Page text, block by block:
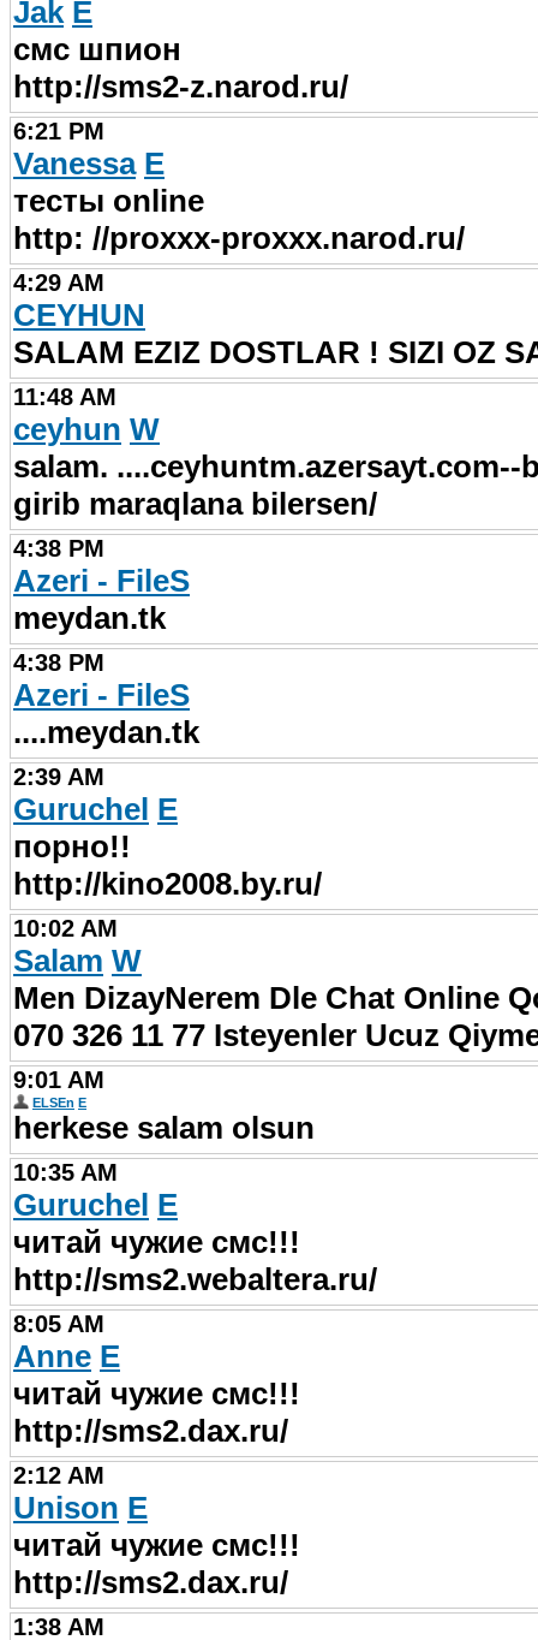
Jak E
смс шпион
http://sms2-z.narod.ru/
6:21 PM
Vanessa E
тесты online
http: //proxxx-proxxx.narod.ru/
4:29 AM
CEYHUN
SALAM EZIZ DOSTLAR ! SIZI OZ
11:48 AM
ceyhun W
salam.
girib maraqlana bilersen/
4:38 PM
Azeri - FileS
meydan.tk
4:38 PM
Azeri - FileS
....meydan.tk
2:39 AM
Guruchel E
порно!!
http://kino2008.by.ru/
10:02 AM
Salam W
Men DizayNerem Dle Chat Online
070 326 11 77 Isteyenler Ucuz
9:01 AM
ELSEn E
herkese salam olsun
10:35 AM
Guruchel E
читай чужие смс!!!
http://sms2.webaltera.ru/
8:05 AM
Anne E
читай чужие смс!!!
http://sms2.dax.ru/
2:12 AM
Unison E
читай чужие смс!!!
http://sms2.dax.ru/
1:38 AM